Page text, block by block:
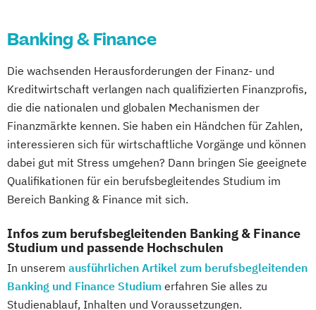
Systeme Technologien
Logistische Funktionsbereiche
Managing Diversity Marketing
Marketing & Sales Management
Materialflusssysteme - Technologien
Planung und Steuerung
Mergers & Acquisitions
Personal & Organisation
Personalmanagement & Corporate
Learning
Pflege
Pflegemanagement
Banking & Finance
Die wachsenden Herausforderungen der Finanz- und
Kreditwirtschaft verlangen nach qualifizierten Finanzprofis,
die die nationalen und globalen Mechanismen der
Finanzmärkte kennen. Sie haben ein Händchen für Zahlen,
interessieren sich für wirtschaftliche Vorgänge und können
dabei gut mit Stress umgehen? Dann bringen Sie geeignete
Qualifikationen für ein berufsbegleitendes Studium im
Bereich Banking & Finance mit sich.
Infos zum berufsbegleitenden Banking & Finance
Studium und passende Hochschulen
In unserem ausführlichen Artikel zum berufsbegleitenden
Banking und Finance Studium erfahren Sie alles zu
Studienablauf, Inhalten und Voraussetzungen.